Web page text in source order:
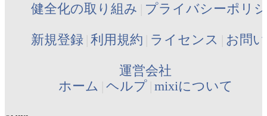
健全化の取り組み プライバシーポリ
新規登録 利用規約 ライセンス お問
運営会社
ホーム ヘルプ mixiについて